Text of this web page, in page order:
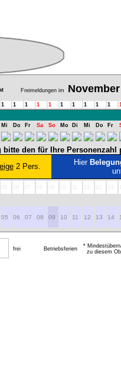
Freimeldungen im November
1 1 1 1 1 1 1 1 1 1
Mi Do Fr Sa So Mo Di Mi Do Fr
den für Ihre Personenzahl
2 Pers. Hier
05 06 07 08 09 10 11 12 13 14
frei Betriebsferien
*
zu diesem